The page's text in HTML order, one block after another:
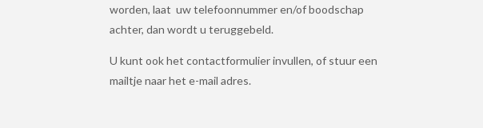
worden, laat uw telefoonnummer en/of boodschap
achter, dan wordt u teruggebeld.
U kunt ook het contactformulier invullen, of stuur een
mailtje naar het e-mail adres.